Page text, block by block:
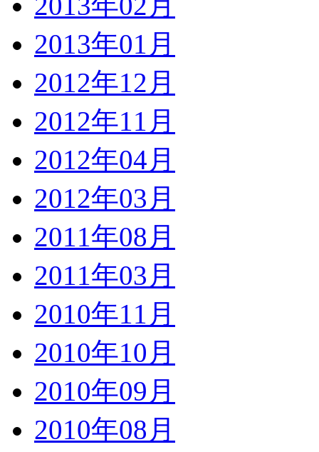
2013年01月
2012年12月
2012年11月
2012年04月
2012年03月
2011年08月
2011年03月
2010年11月
2010年10月
2010年09月
2010年08月